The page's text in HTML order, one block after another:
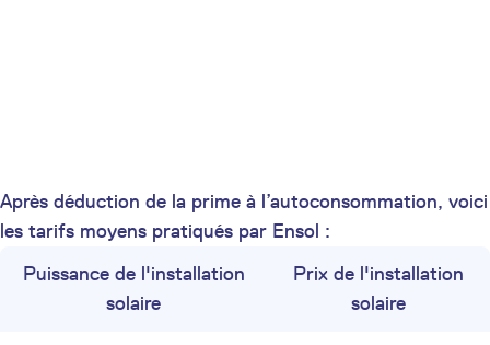
Après déduction de la prime à l’autoconsommation, voici
les tarifs moyens pratiqués par Ensol :
Puissance de l'installation
solaire
Prix de l'installation
solaire